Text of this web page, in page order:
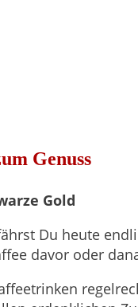
Genuss
Gold
Du heute
davor oder